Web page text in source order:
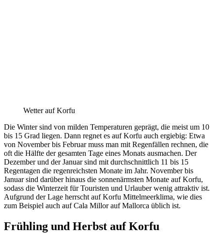
Wetter auf Korfu
Die Winter sind von milden Temperaturen geprägt, die meist um 10
bis 15 Grad liegen. Dann regnet es auf Korfu auch ergiebig: Etwa
von November bis Februar muss man mit Regenfällen rechnen, die
oft die Hälfte der gesamten Tage eines Monats ausmachen. Der
Dezember und der Januar sind mit durchschnittlich 11 bis 15
Regentagen die regenreichsten Monate im Jahr. November bis
Januar sind darüber hinaus die sonnenärmsten Monate auf Korfu,
sodass die Winterzeit für Touristen und Urlauber wenig attraktiv ist.
Aufgrund der Lage herrscht auf Korfu Mittelmeerklima, wie dies
zum Beispiel auch auf Cala Millor auf Mallorca üblich ist.
Frühling und Herbst auf Korfu